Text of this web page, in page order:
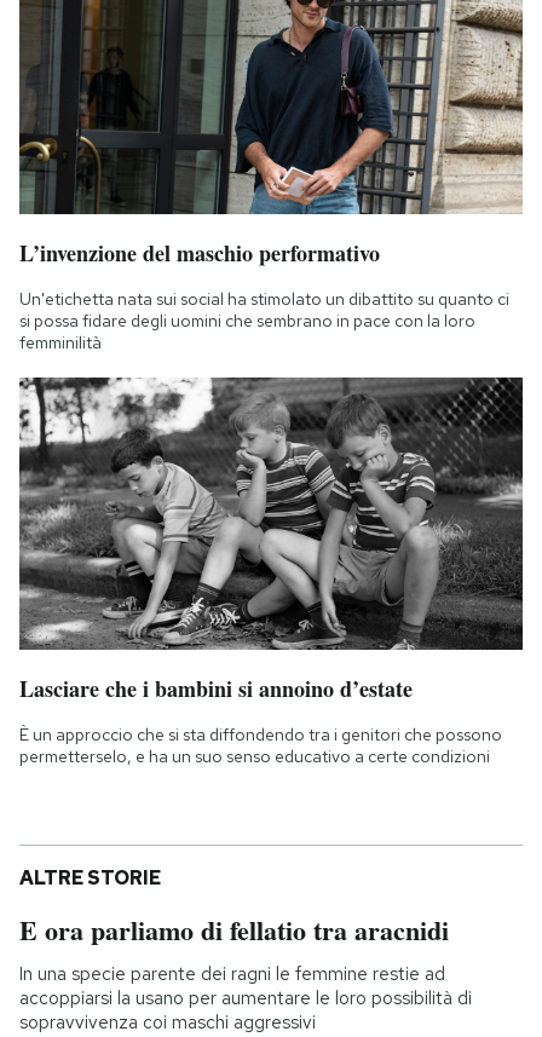
L’invenzione del maschio performativo
Un'etichetta nata sui social ha stimolato un dibattito su quanto ci
si possa fidare degli uomini che sembrano in pace con la loro
femminilità
Lasciare che i bambini si annoino d’estate
È un approccio che si sta diffondendo tra i genitori che possono
permetterselo, e ha un suo senso educativo a certe condizioni
ALTRE STORIE
E ora parliamo di fellatio tra aracnidi
In una specie parente dei ragni le femmine restie ad
accoppiarsi la usano per aumentare le loro possibilità di
sopravvivenza coi maschi aggressivi